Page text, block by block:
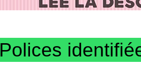
Polices